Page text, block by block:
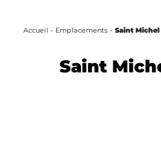
Accueil - Emplacements - Saint Michel
Saint